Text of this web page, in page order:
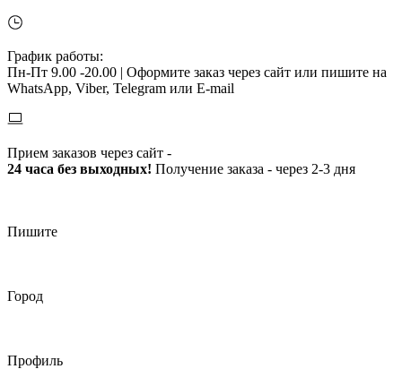
График работы:
Пн-Пт 9.00 -20.00 | Оформите заказ через сайт или пишите на
WhatsApp, Viber, Telegram или E-mail
Прием заказов через сайт -
24 часа без выходных! Получение заказа - через 2-3 дня
Пишите
Город
Профиль